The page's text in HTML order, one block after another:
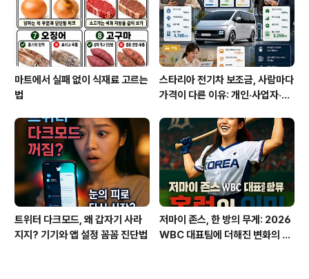
마트에서 실패 없이 식재료 고르는
법
스타리아 전기차 보조금, 사람마다
가격이 다른 이유: 개인·사업자·학
트위터 다크모드, 왜 갑자기 사라
지지? 기기와 앱 설정 꼼꼼 진단법
저마이 존스, 한 방의 무게: 2026
WBC 대표팀에 더해진 변화의 신